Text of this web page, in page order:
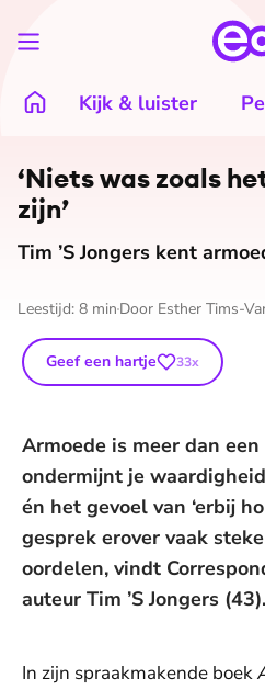
Kijk & luister
‘Niets was zoals
zijn’
Tim ’S Jongers kent
Leestijd: 8 min Door Esther Tims-
Geef een hartje 33x
Armoede is meer dan
ondermijnt je
én het gevoel van ‘erbij
gesprek erover vaak
oordelen, vindt
auteur Tim ’S Jongers (43).
In zijn spraakmakende boek